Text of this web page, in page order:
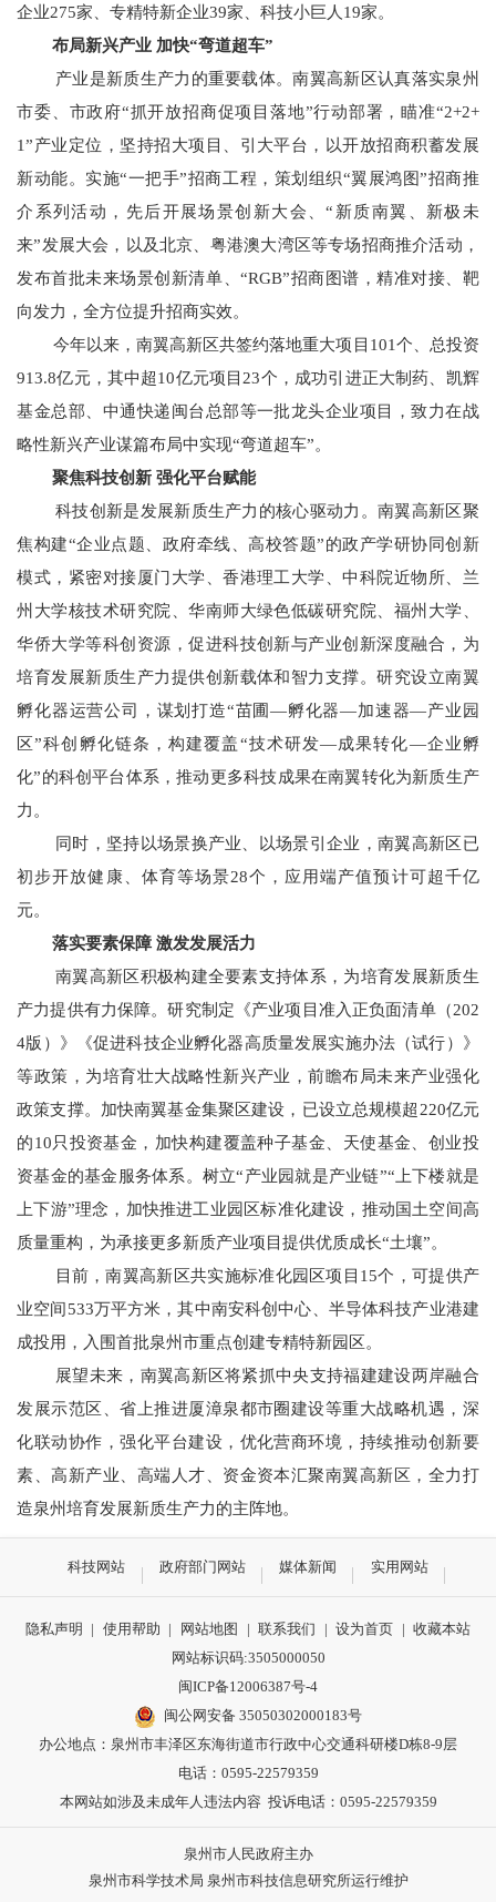
企业275家、专精特新企业39家、科技小巨人19家。
布局新兴产业 加快“弯道超车”
产业是新质生产力的重要载体。南翼高新区认真落实泉州
市委、市政府“抓开放招商促项目落地”行动部署，瞄准“2+2+
1”产业定位，坚持招大项目、引大平台，以开放招商积蓄发展
新动能。实施“一把手”招商工程，策划组织“翼展鸿图”招商推
介系列活动，先后开展场景创新大会、“新质南翼、新极未
来”发展大会，以及北京、粤港澳大湾区等专场招商推介活动，
发布首批未来场景创新清单、“RGB”招商图谱，精准对接、靶
向发力，全方位提升招商实效。
今年以来，南翼高新区共签约落地重大项目101个、总投资
913.8亿元，其中超10亿元项目23个，成功引进正大制药、凯辉
基金总部、中通快递闽台总部等一批龙头企业项目，致力在战
略性新兴产业谋篇布局中实现“弯道超车”。
聚焦科技创新 强化平台赋能
科技创新是发展新质生产力的核心驱动力。南翼高新区聚
焦构建“企业点题、政府牵线、高校答题”的政产学研协同创新
模式，紧密对接厦门大学、香港理工大学、中科院近物所、兰
州大学核技术研究院、华南师大绿色低碳研究院、福州大学、
华侨大学等科创资源，促进科技创新与产业创新深度融合，为
培育发展新质生产力提供创新载体和智力支撑。研究设立南翼
孵化器运营公司，谋划打造“苗圃—孵化器—加速器—产业园
区”科创孵化链条，构建覆盖“技术研发—成果转化—企业孵
化”的科创平台体系，推动更多科技成果在南翼转化为新质生产
力。
同时，坚持以场景换产业、以场景引企业，南翼高新区已
初步开放健康、体育等场景28个，应用端产值预计可超千亿
元。
落实要素保障 激发发展活力
南翼高新区积极构建全要素支持体系，为培育发展新质生
产力提供有力保障。研究制定《产业项目准入正负面清单（202
4版）》《促进科技企业孵化器高质量发展实施办法（试行）》
等政策，为培育壮大战略性新兴产业，前瞻布局未来产业强化
政策支撑。加快南翼基金集聚区建设，已设立总规模超220亿元
的10只投资基金，加快构建覆盖种子基金、天使基金、创业投
资基金的基金服务体系。树立“产业园就是产业链”“上下楼就是
上下游”理念，加快推进工业园区标准化建设，推动国土空间高
质量重构，为承接更多新质产业项目提供优质成长“土壤”。
目前，南翼高新区共实施标准化园区项目15个，可提供产
业空间533万平方米，其中南安科创中心、半导体科技产业港建
成投用，入围首批泉州市重点创建专精特新园区。
展望未来，南翼高新区将紧抓中央支持福建建设两岸融合
发展示范区、省上推进厦漳泉都市圈建设等重大战略机遇，深
化联动协作，强化平台建设，优化营商环境，持续推动创新要
素、高新产业、高端人才、资金资本汇聚南翼高新区，全力打
造泉州培育发展新质生产力的主阵地。
科技网站 政府部门网站 媒体新闻 实用网站
隐私声明 | 使用帮助 | 网站地图 | 联系我们 | 设为首页 | 收藏本站
网站标识码:3505000050
闽ICP备12006387号-4
闽公网安备 35050302000183号
办公地点：泉州市丰泽区东海街道市行政中心交通科研楼D栋8-9层
电话：0595-22579359
本网站如涉及未成年人违法内容 投诉电话：0595-22579359
泉州市人民政府主办
泉州市科学技术局 泉州市科技信息研究所运行维护